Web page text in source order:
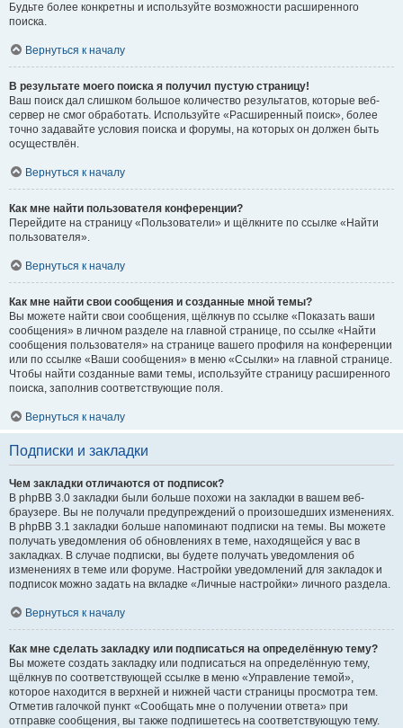
Будьте более конкретны и используйте возможности расширенного
поиска.
Вернуться к началу
В результате моего поиска я получил пустую страницу!
Ваш поиск дал слишком большое количество результатов, которые веб-
сервер не смог обработать. Используйте «Расширенный поиск», более
точно задавайте условия поиска и форумы, на которых он должен быть
осуществлён.
Вернуться к началу
Как мне найти пользователя конференции?
Перейдите на страницу «Пользователи» и щёлкните по ссылке «Найти
пользователя».
Вернуться к началу
Как мне найти свои сообщения и созданные мной темы?
Вы можете найти свои сообщения, щёлкнув по ссылке «Показать ваши
сообщения» в личном разделе на главной странице, по ссылке «Найти
сообщения пользователя» на странице вашего профиля на конференции
или по ссылке «Ваши сообщения» в меню «Ссылки» на главной странице.
Чтобы найти созданные вами темы, используйте страницу расширенного
поиска, заполнив соответствующие поля.
Вернуться к началу
Подписки и закладки
Чем закладки отличаются от подписок?
В phpBB 3.0 закладки были больше похожи на закладки в вашем веб-
браузере. Вы не получали предупреждений о произошедших изменениях.
В phpBB 3.1 закладки больше напоминают подписки на темы. Вы можете
получать уведомления об обновлениях в теме, находящейся у вас в
закладках. В случае подписки, вы будете получать уведомления об
изменениях в теме или форуме. Настройки уведомлений для закладок и
подписок можно задать на вкладке «Личные настройки» личного раздела.
Вернуться к началу
Как мне сделать закладку или подписаться на определённую тему?
Вы можете создать закладку или подписаться на определённую тему,
щёлкнув по соответствующей ссылке в меню «Управление темой»,
которое находится в верхней и нижней части страницы просмотра тем.
Отметив галочкой пункт «Сообщать мне о получении ответа» при
отправке сообщения, вы также подпишетесь на соответствующую тему.